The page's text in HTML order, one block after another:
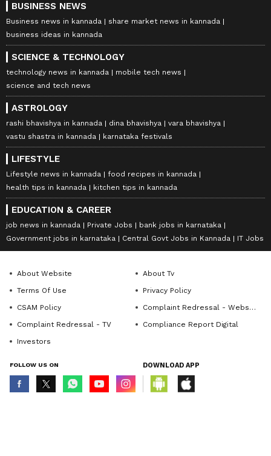
BUSINESS NEWS
Business news in kannada
share market news in kannada
business ideas in kannada
SCIENCE & TECHNOLOGY
technology news in kannada
mobile tech news
science and tech news
ASTROLOGY
rashi bhavishya in kannada dina bhavishya
vara bhavishya
vastu shastra in kannada
karnataka festivals
LIFESTYLE
Lifestyle news in kannada
food recipes in kannada
health tips in kannada
kitchen tips in kannada
EDUCATION & CAREER
job news in kannada Private Jobs
bank jobs in karnataka
Government jobs in karnataka
Central Govt Jobs in Kannada IT Jobs
About Website
About Tv
Terms Of Use
Privacy Policy
CSAM Policy
Complaint Redressal - Website
Complaint Redressal - TV
Compliance Report Digital
Investors
FOLLOW US ON DOWNLOAD APP